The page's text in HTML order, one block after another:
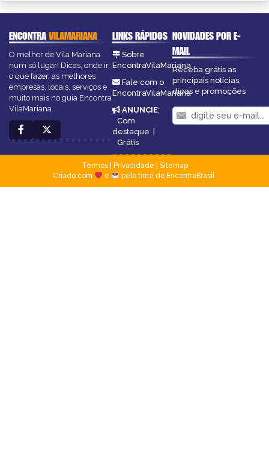
ENCONTRAVILAMARIANA
O melhor de Vila Mariana
num só lugar! Dicas, onde ir,
o que fazer, as melhores
empresas, locais, serviços e
muito mais no guia Encontra
VilaMariana.
LINKS RÁPIDOS
Sobre
EncontraVilaMariana
Fale com o
EncontraVilaMariana
ANUNCIE:
Com
destaque |
Grátis
NOVIDADES POR E-
MAIL
Receba grátis as
principais notícias,
dicas e promoções
Termos| Privacidade
Sitemap
Criado com
e pelo time do EncontraBrasil